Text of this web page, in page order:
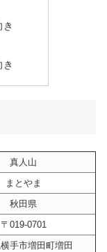
真人山
まとやま
秋田県
〒019-0701
手市増田町増田